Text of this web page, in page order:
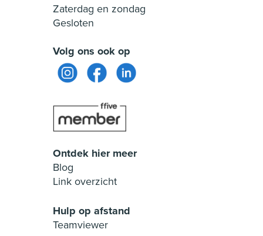
Zaterdag en zondag
Gesloten
Volg ons ook op
Ontdek hier meer
Blog
Link overzicht
Hulp op afstand
Teamviewer